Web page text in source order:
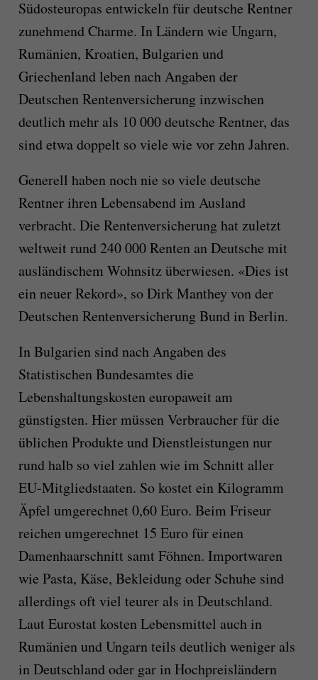
Südosteuropas entwickeln für deutsche Rentner
zunehmend Charme. In Ländern wie Ungarn,
Rumänien, Kroatien, Bulgarien und
Griechenland leben nach Angaben der
Deutschen Rentenversicherung inzwischen
deutlich mehr als 10 000 deutsche Rentner, das
sind etwa doppelt so viele wie vor zehn Jahren.
Generell haben noch nie so viele deutsche
Rentner ihren Lebensabend im Ausland
verbracht. Die Rentenversicherung hat zuletzt
weltweit rund 240 000 Renten an Deutsche mit
ausländischem Wohnsitz überwiesen. «Dies ist
ein neuer Rekord», so Dirk Manthey von der
Deutschen Rentenversicherung Bund in Berlin.
In Bulgarien sind nach Angaben des
Statistischen Bundesamtes die
Lebenshaltungskosten europaweit am
günstigsten. Hier müssen Verbraucher für die
üblichen Produkte und Dienstleistungen nur
rund halb so viel zahlen wie im Schnitt aller
EU-Mitgliedstaaten. So kostet ein Kilogramm
Äpfel umgerechnet 0,60 Euro. Beim Friseur
reichen umgerechnet 15 Euro für einen
Damenhaarschnitt samt Föhnen. Importwaren
wie Pasta, Käse, Bekleidung oder Schuhe sind
allerdings oft viel teurer als in Deutschland.
Laut Eurostat kosten Lebensmittel auch in
Rumänien und Ungarn teils deutlich weniger als
in Deutschland oder gar in Hochpreisländern